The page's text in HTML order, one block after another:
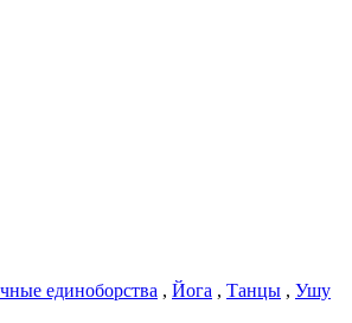
единоборства , Йога , Танцы , Ушу